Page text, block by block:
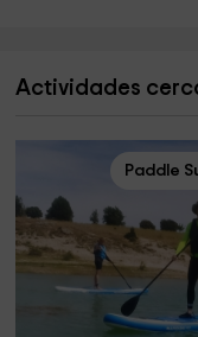
Actividades
Paddle